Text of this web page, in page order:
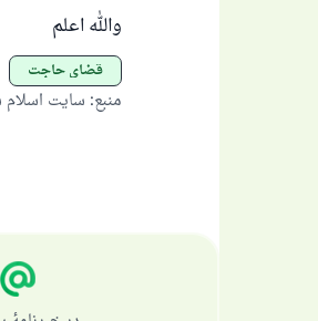
والله اعلم
قضای حاجت
منبع: سایت